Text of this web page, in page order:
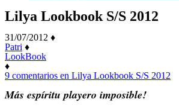
Lilya Lookbook S/S 2012
31/07/2012 ♦
Patri ♦
LookBook
♦
9 comentarios en Lilya Lookbook S/S 2012
Más espíritu playero imposible!